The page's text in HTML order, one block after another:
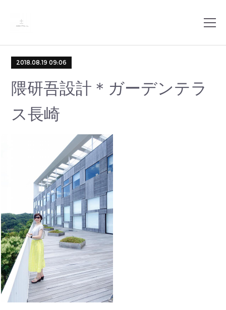
2018.08.19 09:06
隈研吾設計＊ガーデンテラ
ス長崎